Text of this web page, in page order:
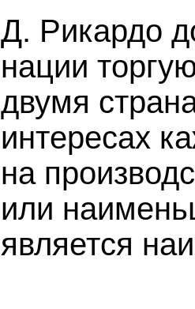
Д. Рикардо
нации
двумя
интересах
на
или
является